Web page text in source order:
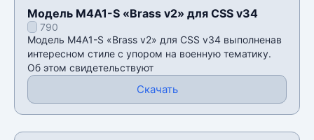
Модель M4A1-S «Brass v2» для CSS v34
790
Модель M4A1-S «Brass v2» для CSS v34 выполненав
интересном стиле с упором на военную тематику.
Об этом свидетельствуют
Скачать